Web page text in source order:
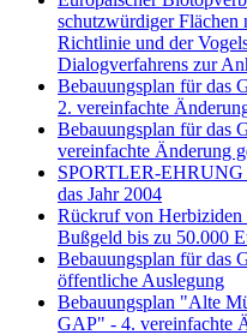
schutzwürdiger Flächen
Richtlinie und der
Dialogverfahrens zur
Bebauungsplan für das
2. vereinfachte
Bebauungsplan für das
vereinfachte Änderung
SPORTLER-EHRUNG
das Jahr 2004
Rückruf von Herbiziden
Bußgeld bis zu 50.000
Bebauungsplan für das
öffentliche Auslegung
Bebauungsplan "Alte
GAP" - 4. vereinfachte